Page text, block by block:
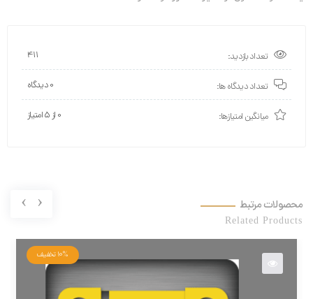
تعداد بازدید: 411
تعداد دیدگاه ها: 0 دیدگاه
میانگین امتیازها: 0 از ۵ امتیاز
محصولات مرتبط
Related Products
10% تخفیف
‹
›